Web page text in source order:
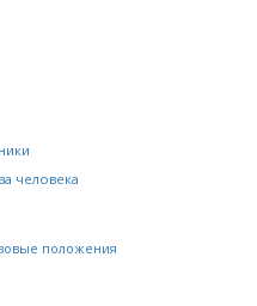
человека
положения